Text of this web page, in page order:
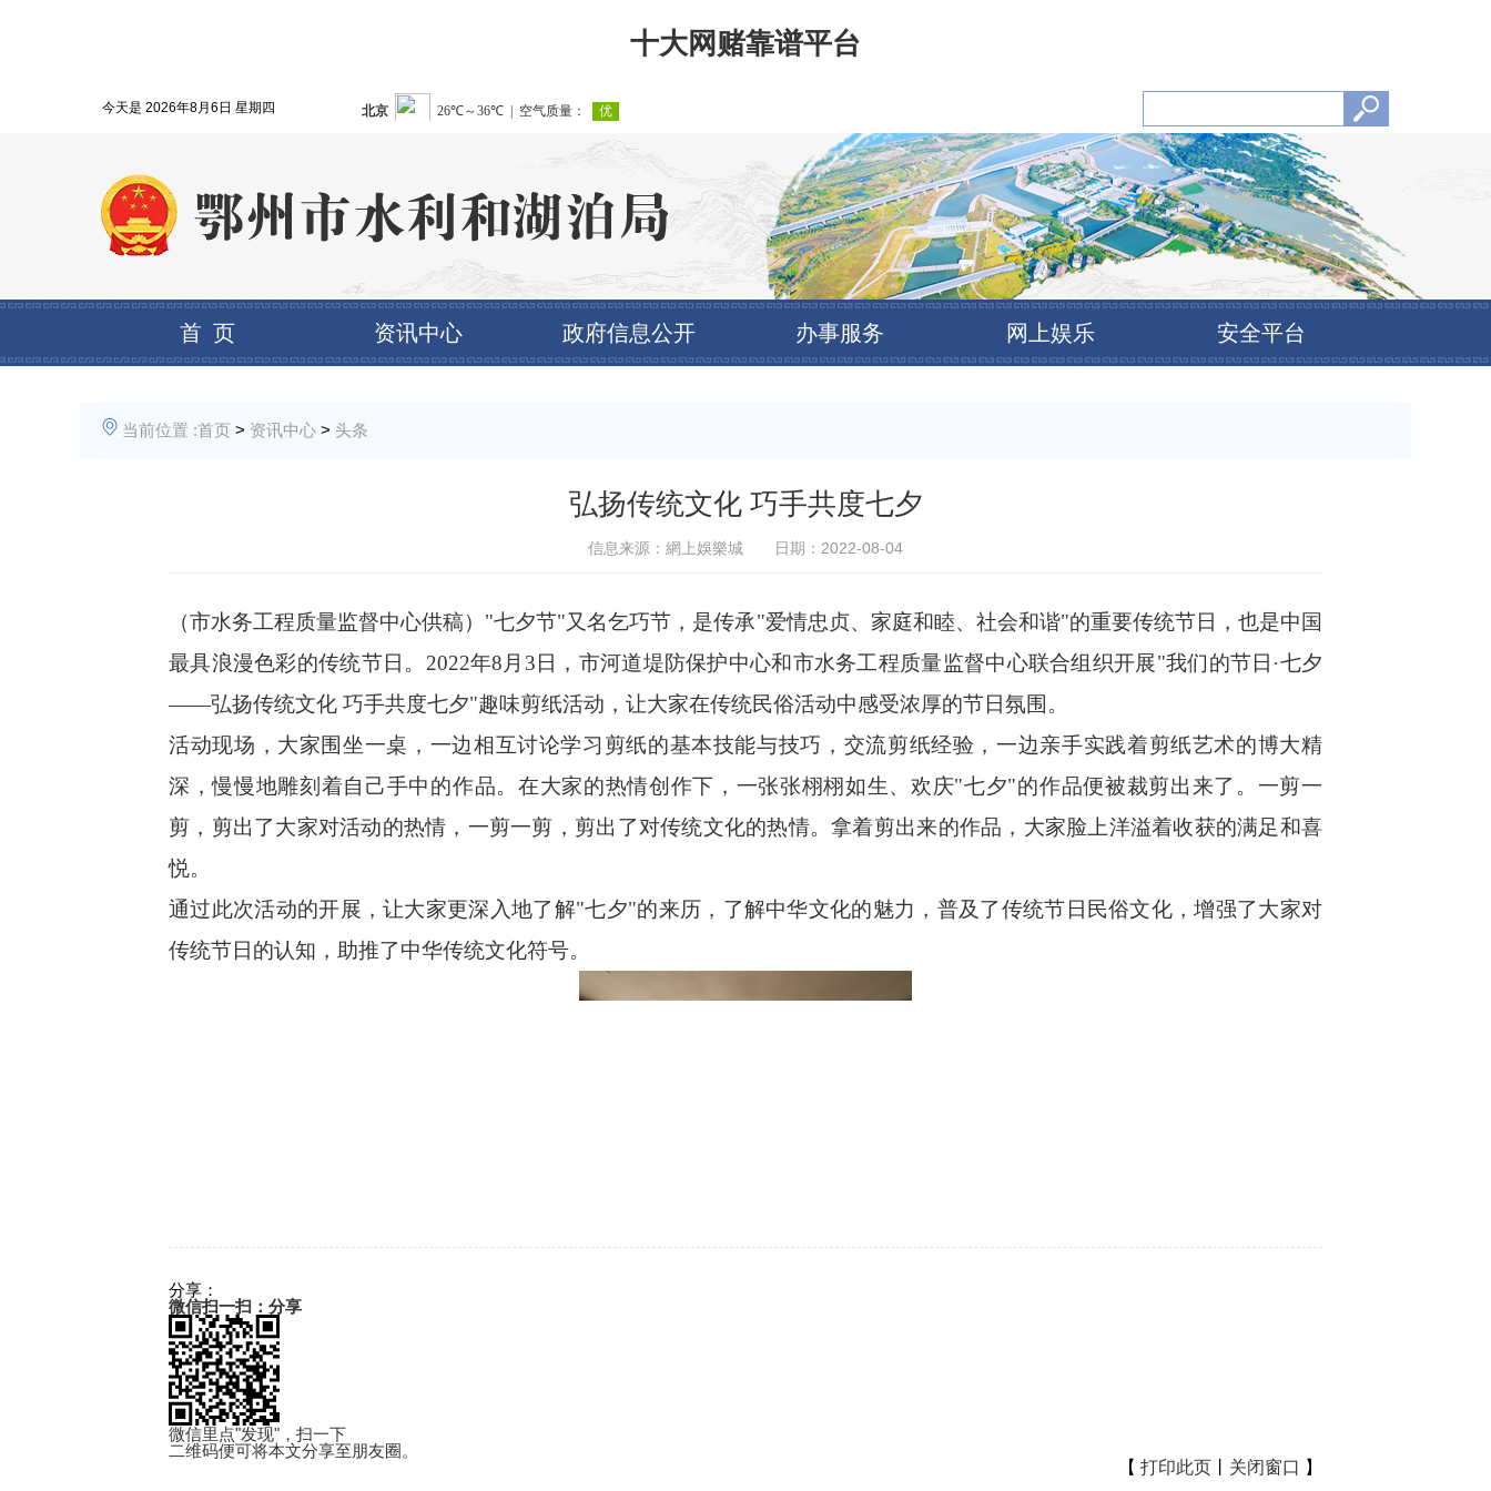
十大网赌靠谱平台
今天是 2026年8月6日 星期四
首 页 资讯中心 政府信息公开 办事服务 网上娱乐 安全平台
当前位置 :首页 > 资讯中心 > 头条
弘扬传统文化 巧手共度七夕
信息来源：網上娛樂城 日期：2022-08-04
（市水务工程质量监督中心供稿）"七夕节"又名乞巧节，是传承"爱情忠贞、家庭和睦、社会和谐"的重要传统节日，也是中国
最具浪漫色彩的传统节日。2022年8月3日， 市河道堤防保护中心和市水务工程质量监督中心联合组织开展"我们的节日·七夕
——弘扬传统文化 巧手共度七夕"趣味剪纸活动 ， 让大家在传统民俗活动中感受浓厚的节日氛围。
活动现场，大家围坐一桌，一边相互讨论学习剪纸的基本技能与技巧，交流剪纸经验，一边亲手实践着剪纸艺术的博大精
深，慢慢地雕刻着自己手中的作品。在大家的热情创作下，一张张栩栩如生、欢庆"七夕"的作品便被裁剪出来了。一剪一
剪，剪出了大家对活动的热情，一剪一剪，剪出了对传统文化的热情。拿着剪出来的作品，大家脸上洋溢着收获的满足和喜
悦。
通过此次活动的开展，让大家更深入地了解"七夕"的来历，了解中华文化的魅力，普及了传统节日民俗文化，增强了大家对
传统节日的认知，助推了中华传统文化符号。
分享：
微信扫一扫：分享
微信里点"发现"，扫一下
二维码便可将本文分享至朋友圈。
【 打印此页 关闭窗口 】